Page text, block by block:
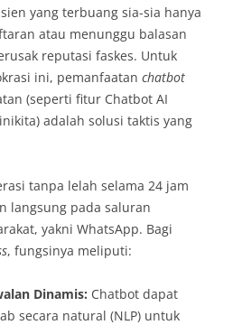
yang terbuang sia-sia hanya
atau menunggu balasan
reputasi faskes. Untuk
ini, pemanfaatan chatbot
(seperti fitur Chatbot AI
adalah solusi taktis yang
tanpa lelah selama 24 jam
langsung pada saluran
yakni WhatsApp. Bagi
, fungsinya meliputi:
Dinamis: Chatbot dapat
secara natural (NLP) untuk